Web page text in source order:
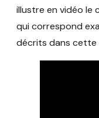
illustre en vidéo le
qui correspond
décrits dans cette